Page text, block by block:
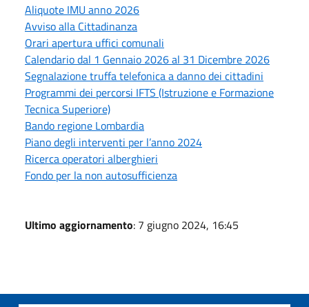
Aliquote IMU anno 2026
Avviso alla Cittadinanza
Orari apertura uffici comunali
Calendario dal 1 Gennaio 2026 al 31 Dicembre 2026
Segnalazione truffa telefonica a danno dei cittadini
Programmi dei percorsi IFTS (Istruzione e Formazione
Tecnica Superiore)
Bando regione Lombardia
Piano degli interventi per l’anno 2024
Ricerca operatori alberghieri
Fondo per la non autosufficienza
Ultimo aggiornamento: 7 giugno 2024, 16:45